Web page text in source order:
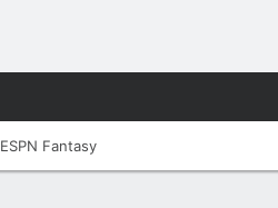
ESPN Fantasy